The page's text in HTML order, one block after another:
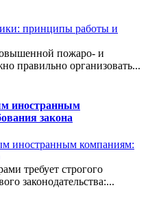
пожаро- и
правильно организовать...
иностранным
закона
требует строгого
законодательства:...